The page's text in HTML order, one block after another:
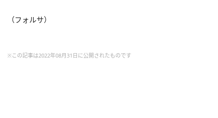
（フォルサ）
※この記事は2022年08月31日に公開されたものです